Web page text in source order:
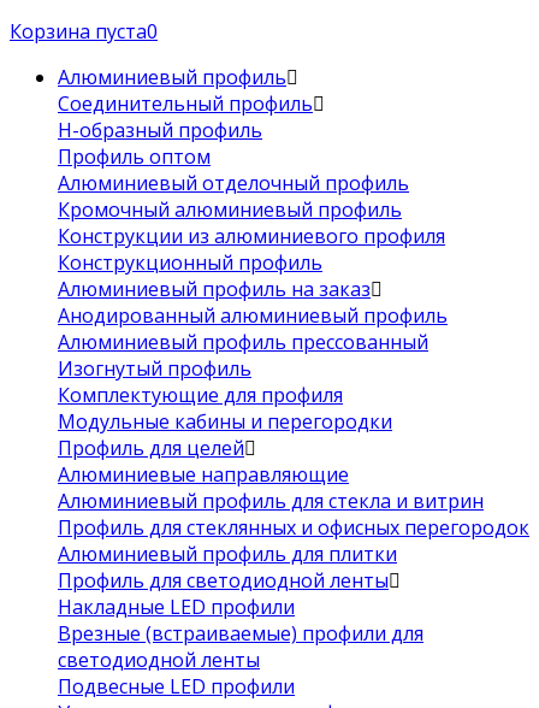
Корзина пуста0
Алюминиевый профиль
Соединительный профиль
Н-образный профиль
Профиль оптом
Алюминиевый отделочный профиль
Кромочный алюминиевый профиль
Конструкции из алюминиевого профиля
Конструкционный профиль
Алюминиевый профиль на заказ
Анодированный алюминиевый профиль
Алюминиевый профиль прессованный
Изогнутый профиль
Комплектующие для профиля
Модульные кабины и перегородки
Профиль для целей
Алюминиевые направляющие
Алюминиевый профиль для стекла и витрин
Профиль для стеклянных и офисных перегородок
Алюминиевый профиль для плитки
Профиль для светодиодной ленты
Накладные LED профили
Врезные (встраиваемые) профили для
светодиодной ленты
Подвесные LED профили